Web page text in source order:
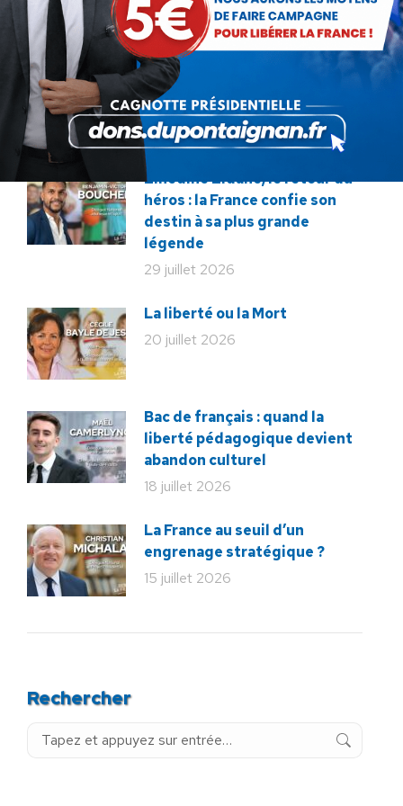
forces de l’ordre
31 juillet 2026
Lorsque tout flambe et que
l’État s’affaisse.
30 juillet 2026
Zinedine Zidane, le retour du
héros : la France confie son
destin à sa plus grande
légende
29 juillet 2026
La liberté ou la Mort
20 juillet 2026
Bac de français : quand la
liberté pédagogique devient
abandon culturel
18 juillet 2026
La France au seuil d’un
engrenage stratégique ?
15 juillet 2026
Rechercher
Recherche